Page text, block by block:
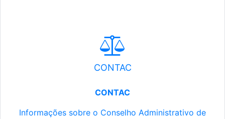
CONTAC
CONTAC
Informações sobre o Conselho Administrativo de